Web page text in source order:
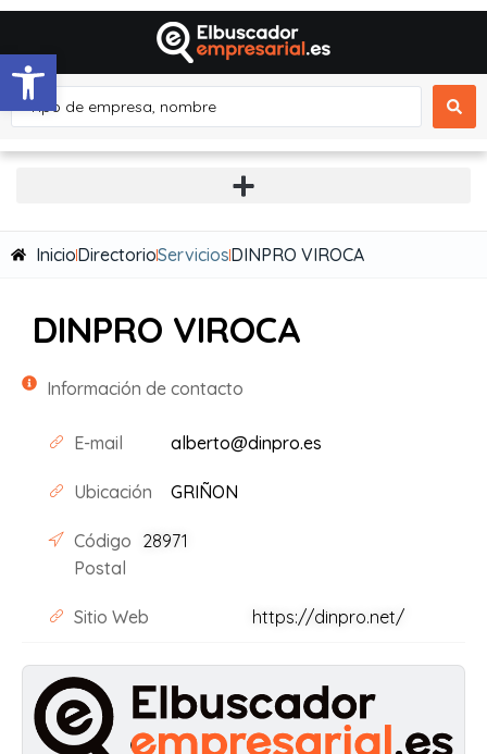
Abrir barra de herramientas
InicioDirectorioServiciosDINPRO VIROCA
DINPRO VIROCA
Información de contacto
E-mail alberto@dinpro.es
Ubicación GRIÑON
Código
Postal
28971
Sitio Web https://dinpro.net/